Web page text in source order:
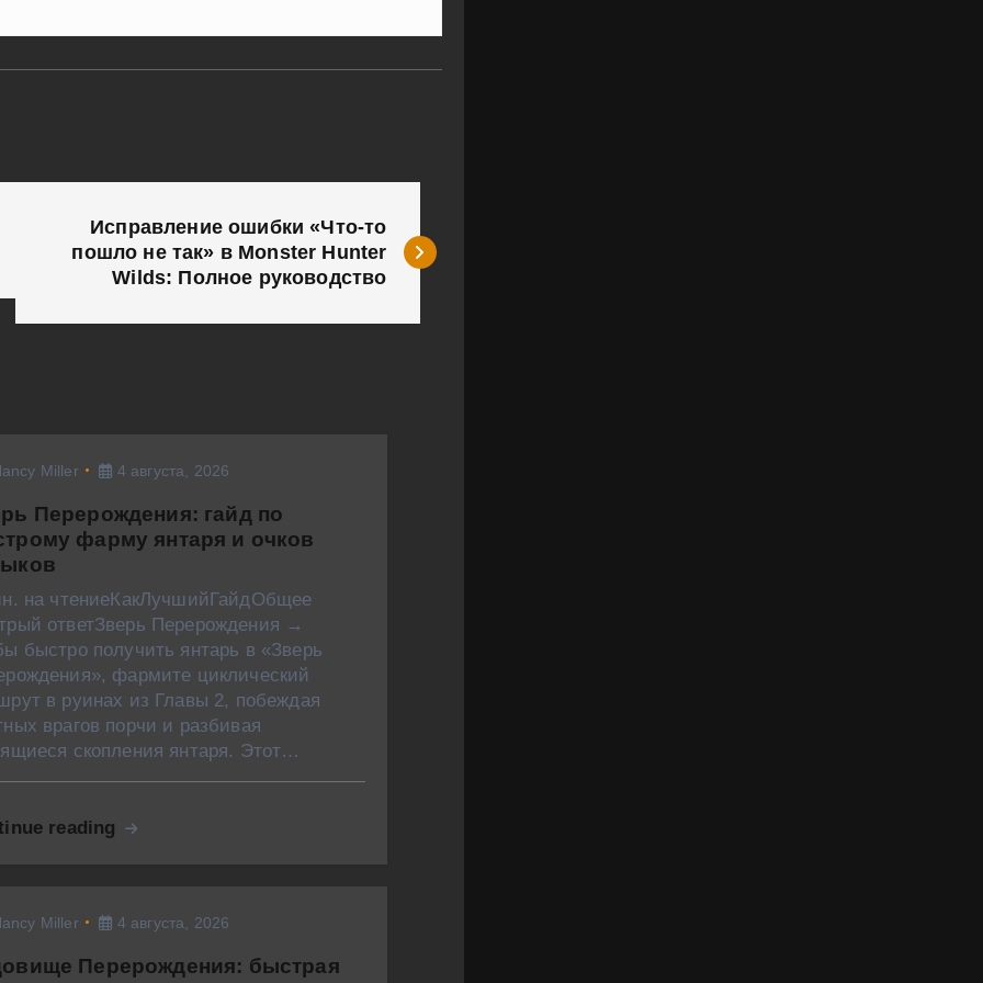
Исправление ошибки «Что-то
пошло не так» в Monster Hunter
Wilds: Полное руководство
Miller 4 августа, 2026
Перерождения: гайд по
фарму янтаря и очков
на чтениеКакЛучшийГайдОбщее
ответЗверь Перерождения →
быстро получить янтарь в «Зверь
фармите циклический
в руинах из Главы 2, побеждая
врагов порчи и разбивая
скопления янтаря. Этот…
reading
Miller 4 августа, 2026
Перерождения: быстрая